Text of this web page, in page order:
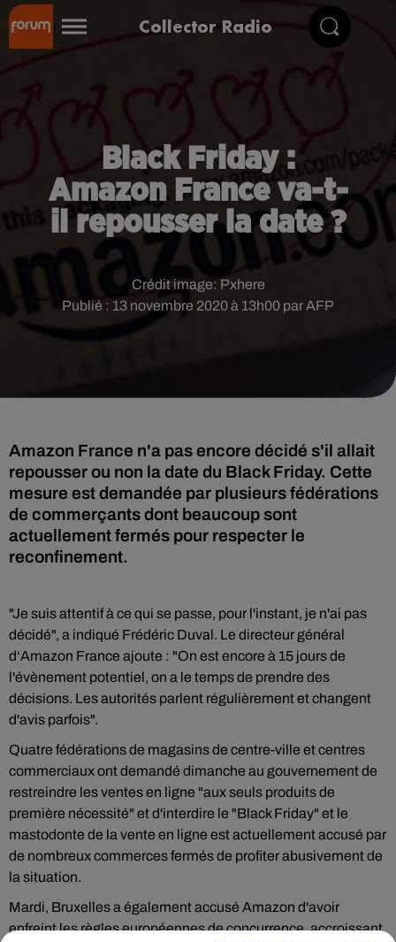
Collector Radio
Black Friday :
Amazon France va-t-
il repousser la date ?
Publié : 13 novembre 2020 à 13h00 par AFP
Crédit image: Pxhere
Amazon France n'a pas encore décidé s'il allait
repousser ou non la date du Black Friday. Cette
mesure est demandée par plusieurs fédérations
de commerçants dont beaucoup sont
actuellement fermés pour respecter le
reconfinement.
"Je suis attentif à ce qui se passe, pour l'instant, je n'ai pas
décidé", a indiqué Frédéric Duval. Le directeur général
d‘Amazon France ajoute : "On est encore à 15 jours de
l'évènement potentiel, on a le temps de prendre des
décisions. Les autorités parlent régulièrement et changent
d'avis parfois".
Quatre fédérations de magasins de centre-ville et centres
commerciaux ont demandé dimanche au gouvernement de
restreindre les ventes en ligne "aux seuls produits de
première nécessité" et d'interdire le "Black Friday" et le
mastodonte de la vente en ligne est actuellement accusé par
de nombreux commerces fermés de profiter abusivement de
la situation.
Mardi, Bruxelles a également accusé Amazon d'avoir
enfreint les règles européennes de concurrence, accroissant